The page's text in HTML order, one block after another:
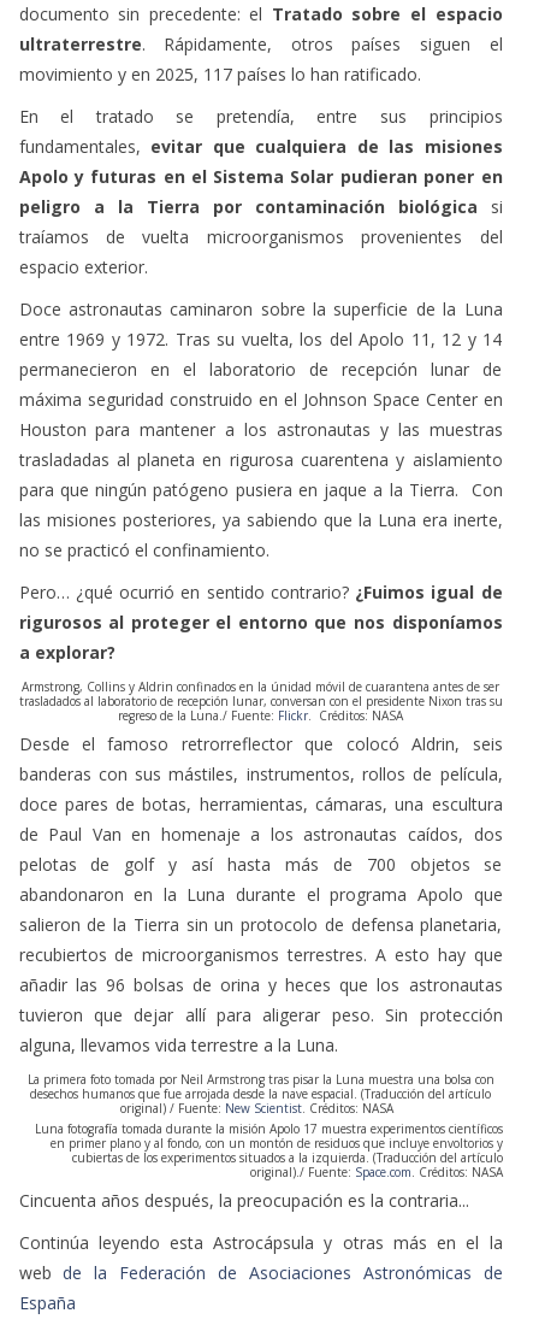
documento sin precedente: el Tratado sobre el espacio
ultraterrestre. Rápidamente, otros países siguen el
movimiento y en 2025, 117 países lo han ratificado.
En el tratado se pretendía, entre sus principios
fundamentales, evitar que cualquiera de las misiones
Apolo y futuras en el Sistema Solar pudieran poner en
peligro a la Tierra por contaminación biológica si
traíamos de vuelta microorganismos provenientes del
espacio exterior.
Doce astronautas caminaron sobre la superficie de la Luna
entre 1969 y 1972. Tras su vuelta, los del Apolo 11, 12 y 14
permanecieron en el laboratorio de recepción lunar de
máxima seguridad construido en el Johnson Space Center en
Houston para mantener a los astronautas y las muestras
trasladadas al planeta en rigurosa cuarentena y aislamiento
para que ningún patógeno pusiera en jaque a la Tierra. Con
las misiones posteriores, ya sabiendo que la Luna era inerte,
no se practicó el confinamiento.
Pero… ¿qué ocurrió en sentido contrario? ¿Fuimos igual de
rigurosos al proteger el entorno que nos disponíamos
a explorar?
Armstrong, Collins y Aldrin confinados en la únidad móvil de cuarantena antes de ser
trasladados al laboratorio de recepción lunar, conversan con el presidente Nixon tras su
regreso de la Luna./ Fuente: Flickr . Créditos: NASA
Desde el famoso retrorreflector que colocó Aldrin, seis
banderas con sus mástiles, instrumentos, rollos de película,
doce pares de botas, herramientas, cámaras, una escultura
de Paul Van en homenaje a los astronautas caídos, dos
pelotas de golf y así hasta más de 700 objetos se
abandonaron en la Luna durante el programa Apolo que
salieron de la Tierra sin un protocolo de defensa planetaria,
recubiertos de microorganismos terrestres. A esto hay que
añadir las 96 bolsas de orina y heces que los astronautas
tuvieron que dejar allí para aligerar peso. Sin protección
alguna, llevamos vida terrestre a la Luna.
La primera foto tomada por Neil Armstrong tras pisar la Luna muestra una bolsa con
desechos humanos que fue arrojada desde la nave espacial. (Traducción del artículo
original) / Fuente: New Scientist . Créditos: NASA
Luna fotografía tomada durante la misión Apolo 17 muestra experimentos científicos
en primer plano y al fondo, con un montón de residuos que incluye envoltorios y
cubiertas de los experimentos situados a la izquierda. (Traducción del artículo
original)./ Fuente: Space.com . Créditos: NASA
Cincuenta años después, la preocupación es la contraria...
Continúa leyendo esta Astrocápsula y otras más en el la
webde la Federación de Asociaciones Astronómicas de
España